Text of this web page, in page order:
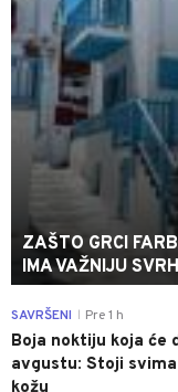
ZAŠTO GRCI
IMA VAŽNIJU
SAVRŠENI Pre 1 h
Boja noktiju koja će
avgustu: Stoji